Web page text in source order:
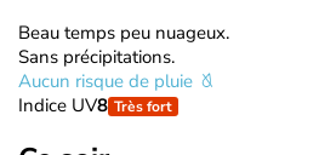
Beau temps peu nuageux.
Sans précipitations.
Aucun risque de pluie
Indice UV8 Très fort